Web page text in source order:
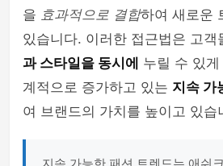
을 효과적으로 결합하여 새로운
있습니다. 이러한 접근법은 고객
과 스타일을 동시에 누릴 수 있
계적으로 증가하고 있는 지속 가
여 브랜드의 가치를 높이고 있습